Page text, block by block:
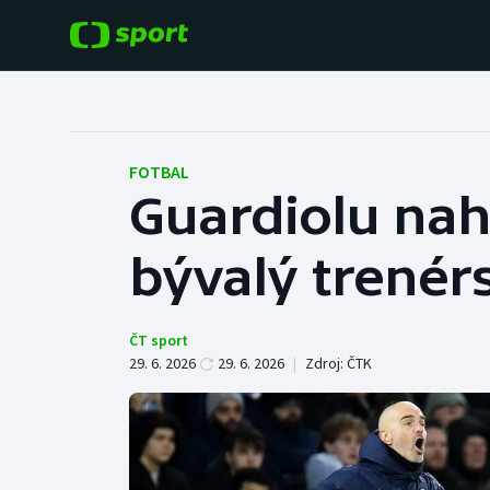
Hokej
Tenis
Cyklistika
Baseball a softbal
Basketbal
Boby a skeleton
Box
FOTBAL
Guardiolu
bývalý
ČT sport
29. 6. 2026
29. 6. 2026 | Zdroj: ČTK